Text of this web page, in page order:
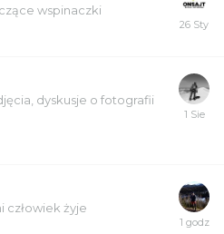
wspinaczki
dyskusje o fotografii
człowiek żyje